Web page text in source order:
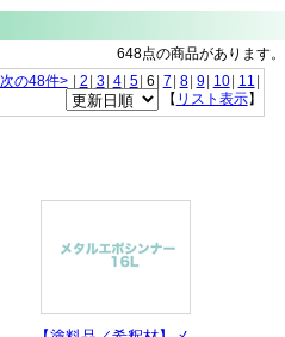
648点の商品があります。
次の48件> 2 3 4 5 6 7 8 9 10 11
【 リスト表示】